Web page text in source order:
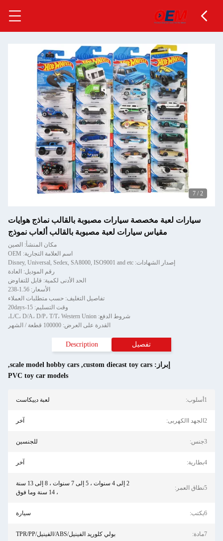
2
/
7
سيارات لعبة مخصصة سيارات مصبوبة بالقالب نماذج هوايات
مقياس سيارات لعبة مصبوبة بالقالب ألعاب نموذج
مكان المنشأ: الصين
اسم العلامة التجارية: OEM
إصدار الشهادات: Disney, Universal, Sedex, SA8000, ISO9001 and etc
رقم الموديل: العادة
الحد الأدنى لكمية: قابل للتفاوض
الأسعار: 1.56-238
تفاصيل التغليف: حسب متطلبات العملاء
وقت التسليم: 15-20days
شروط الدفع: L/C، D/A، D/P، T/T، Western Union،
القدرة على العرض: 100000 قطعة / الشهر
تفصيل Description
إبراز: custom diecast toy cars
,
scale model hobby cars
,
PVC toy car models
1أسلوب: لعبة دييكاست
2الجهد االكهربى: آخر
3جنس: للجنسين
4بطارية: آخر
5نطاق العمر:
2 إلى 4 سنوات ، 5 إلى 7 سنوات ، 8 إلى 13 سنة
، 14 سنة وما فوق
6يكتب: سيارة
7مادة: بولي كلوريد الفينيل/ABS/الفينيل/TPR/PP